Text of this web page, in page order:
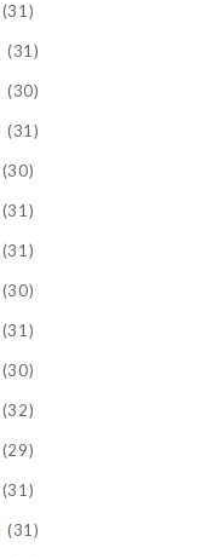
(31)
(31)
(30)
(31)
(30)
(31)
(31)
(30)
(31)
(30)
(32)
(29)
(31)
(31)